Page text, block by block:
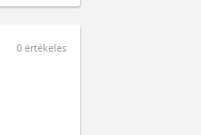
0 értékelés